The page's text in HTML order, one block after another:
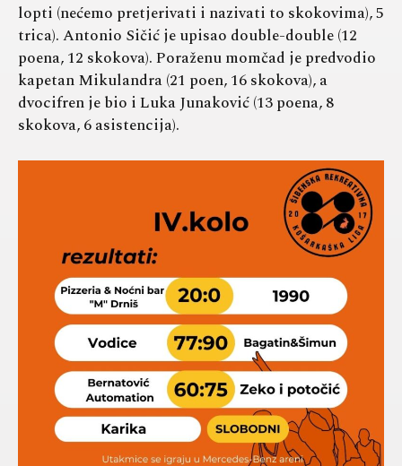
lopti (nećemo pretjerivati i nazivati to skokovima), 5
trica). Antonio Sičić je upisao double-double (12
poena, 12 skokova). Poraženu momčad je predvodio
kapetan Mikulandra (21 poen, 16 skokova), a
dvocifren je bio i Luka Junaković (13 poena, 8
skokova, 6 asistencija).